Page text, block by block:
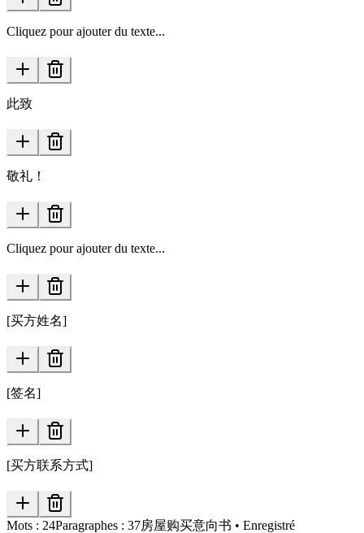
Cliquez pour ajouter du texte...
此致
敬礼！
Cliquez pour ajouter du texte...
[买方姓名]
[签名]
[买方联系方式]
Mots : 24Paragraphes : 37房屋购买意向书 • Enregistré